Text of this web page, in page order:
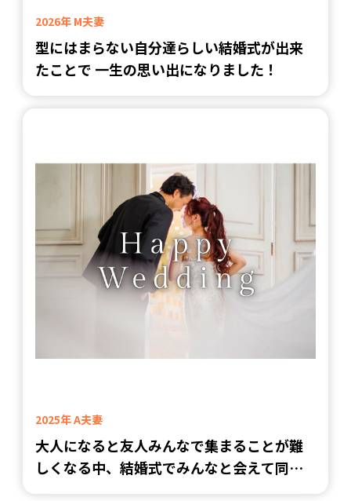
2026年 M夫妻
型にはまらない自分達らしい結婚式が出来
たことで 一生の思い出になりました！
2025年 A夫妻
大人になると友人みんなで集まることが難
しくなる中、結婚式でみんなと会えて同窓
会気分も味わえてとっても楽しかったです